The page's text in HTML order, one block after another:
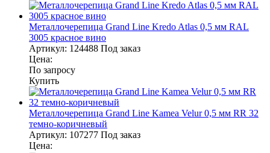
Металлочерепица Grand Line Kredo Atlas 0,5 мм RAL
3005 красное вино
Артикул: 124488 Под заказ
Цена:
По запросу
Купить
Металлочерепица Grand Line Kamea Velur 0,5 мм RR 32
темно-коричневый
Артикул: 107277 Под заказ
Цена: